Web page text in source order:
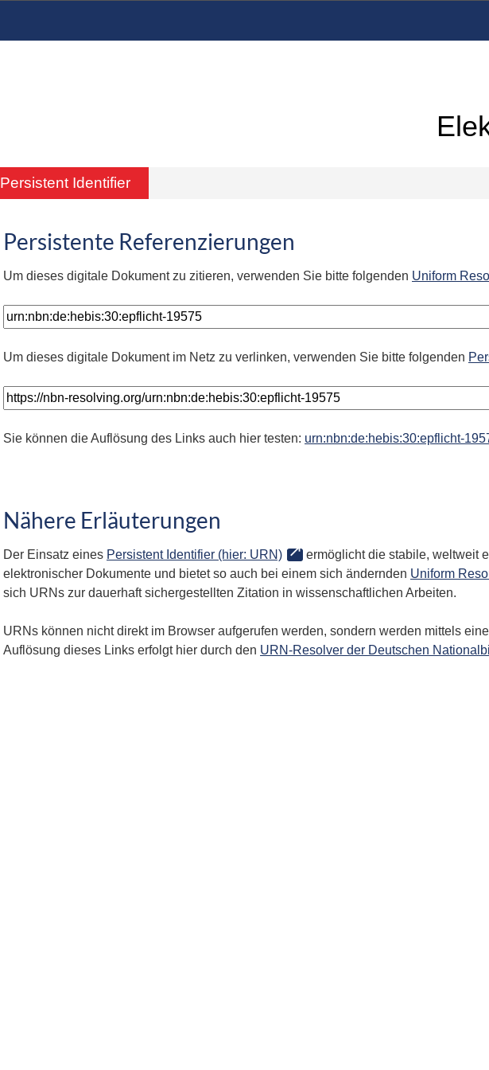
Persistent Identifier
Persistente Referenzierungen
Um dieses digitale Dokument zu zitieren, verwenden Sie bitte folgenden Uniform
Um dieses digitale Dokument im Netz zu verlinken, verwenden Sie bitte folgenden
Sie können die Auflösung des Links auch hier testen: urn:nbn:de:hebis:30:epflicht-
Nähere Erläuterungen
Der Einsatz eines Persistent Identifier (hier: URN)
ermöglicht die stabile, weltweit
elektronischer Dokumente und bietet so auch bei einem sich ändernden Uniform
sich URNs zur dauerhaft sichergestellten Zitation in wissenschaftlichen Arbeiten.
URNs können nicht direkt im Browser aufgerufen werden, sondern werden mittels
Auflösung dieses Links erfolgt hier durch den URN-Resolver der Deutschen